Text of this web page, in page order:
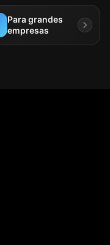
Para grandes
empresas